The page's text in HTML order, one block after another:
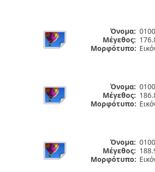
Όνομα:
Μέγεθος:
Μορφότυπο:
Όνομα:
Μέγεθος:
Μορφότυπο:
Όνομα:
Μέγεθος:
Μορφότυπο: